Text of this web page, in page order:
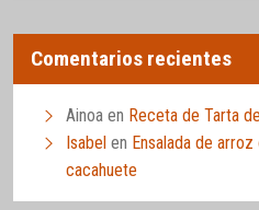
Comentarios recientes
Ainoa en Receta de Tarta
Isabel en Ensalada de
cacahuete